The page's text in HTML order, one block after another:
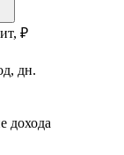
₽
дн.
дохода